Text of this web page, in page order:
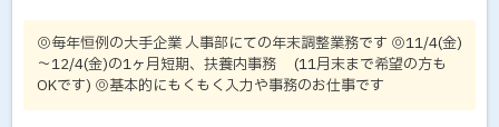
◎毎年恒例の大手企業 人事部にての年末調整業務です ◎11/4(金)
～12/4(金)の1ヶ月短期、扶養内事務 (11月末まで希望の方も
OKです) ◎基本的にもくもく入力や事務のお仕事です